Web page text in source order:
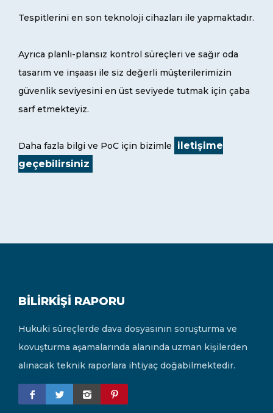
Tespitlerini en son teknoloji cihazları ile yapmaktadır.
Ayrıca planlı-plansız kontrol süreçleri ve sağır oda
tasarım ve inşaası ile siz değerli müşterilerimizin
güvenlik seviyesini en üst seviyede tutmak için çaba
sarf etmekteyiz.
Daha fazla bilgi ve PoC için bizimle
iletişime
geçebilirsiniz
BILIRKIŞI RAPORU
Hukuki süreçlerde dava dosyasının soruşturma ve
kovuşturma aşamalarında alanında uzman kişilerden
alınacak teknik raporlara ihtiyaç doğabilmektedir.